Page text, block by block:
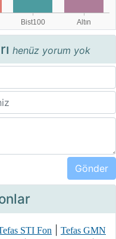
henüz yorum yok
STI Fon
Tefas GMN